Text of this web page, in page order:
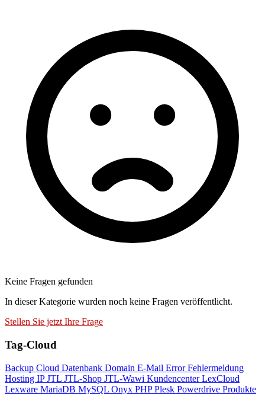
Keine Fragen gefunden
In dieser Kategorie wurden noch keine Fragen veröffentlicht.
Stellen Sie jetzt Ihre Frage
Tag-Cloud
Backup Cloud Datenbank Domain E-Mail ErrorFehlermeldung
Hosting IPJTL JTL-Shop JTL-Wawi KundencenterLexCloud
Lexware MariaDB MySQL Onyx PHPPlesk Powerdrive Produkte